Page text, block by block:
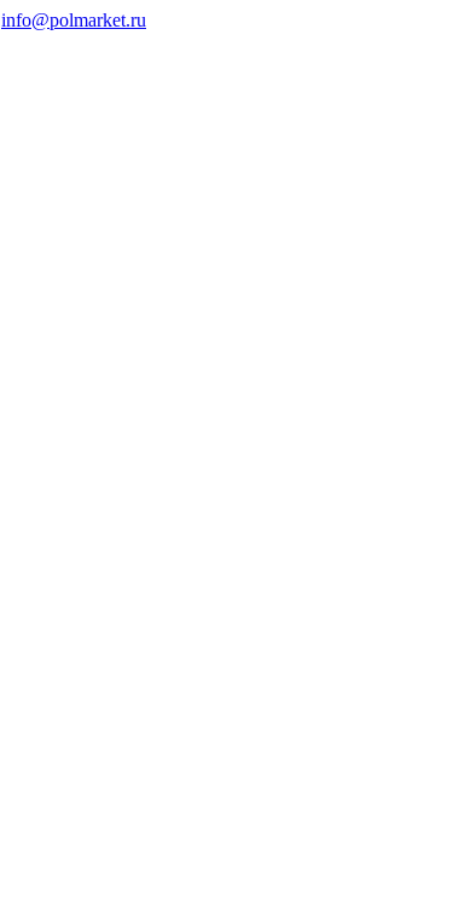
info@polmarket.ru